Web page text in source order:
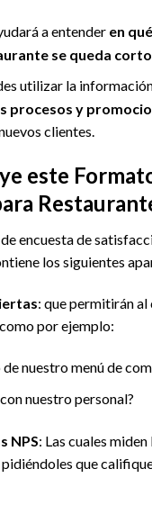
a entender en
se queda corto
utilizar la
procesos y
clientes.
este
encuesta de
los siguientes
: que permitirán
por ejemplo:
de nuestro menú de
nuestro personal?
NPS: Las cuales
que